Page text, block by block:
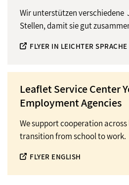
Wir unterstützen verschiedene
Stellen, damit sie gut
FLYER IN LEICHTER SPRACHE
Leaflet Service Center
Employment Agencies
We support cooperation
transition from school to work.
FLYER ENGLISH